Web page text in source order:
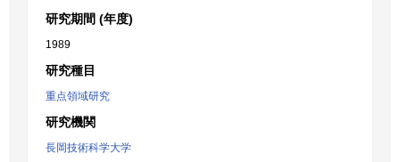
研究期間 (年度)
1989
研究種目
重点領域研究
研究機関
長岡技術科学大学